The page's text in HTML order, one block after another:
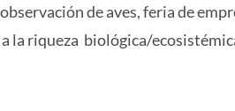
de aves, feria de
la riqueza biológica/